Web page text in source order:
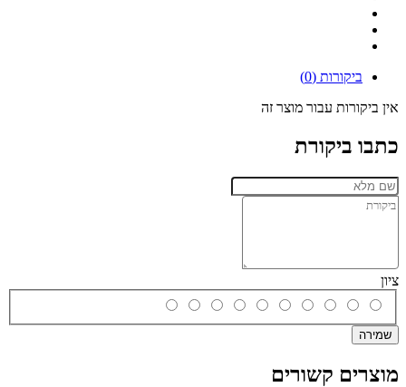
ביקורות (0)
אין ביקורות עבור מוצר זה
כתבו ביקורת
ציון
שמירה
מוצרים קשורים